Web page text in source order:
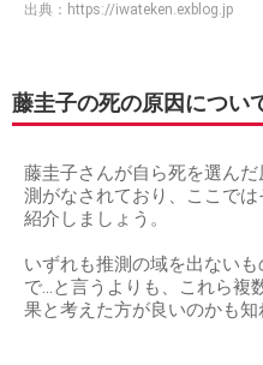
出典： https://iwateken.exblog.jp
藤圭子の死の原因につい
藤圭子さんが自ら死を選ん
測がなされており、ここで
紹介しましょう。
いずれも推測の域を出ない
で…と言うよりも、これら複
果と考えた方が良いのかも知